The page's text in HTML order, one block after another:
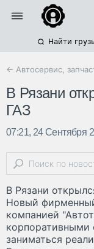
Найти
← Автосервис,
В Рязани
ГАЗ
07:21, 24 Сентября
В Рязани
Новый
компанией
корпоративными
заниматься